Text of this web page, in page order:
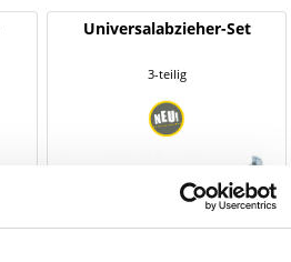
Universalabzieher-Set
3-teilig